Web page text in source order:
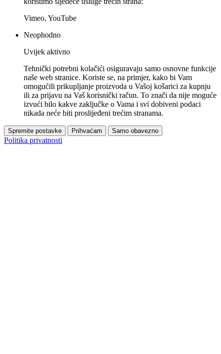
Vimeo, YouTube
Neophodno
Uvijek aktivno
Tehnički potrebni kolačići osiguravaju samo osnovne funkcije
naše web stranice. Koriste se, na primjer, kako bi Vam
omogućili prikupljanje proizvoda u Vašoj košarici za kupnju
ili za prijavu na Vaš korisnički račun. To znači da nije moguće
izvući bilo kakve zaključke o Vama i svi dobiveni podaci
nikada neće biti proslijeđeni trećim stranama.
Spremite postavke Prihvaćam Samo obavezno
Politika privatnosti